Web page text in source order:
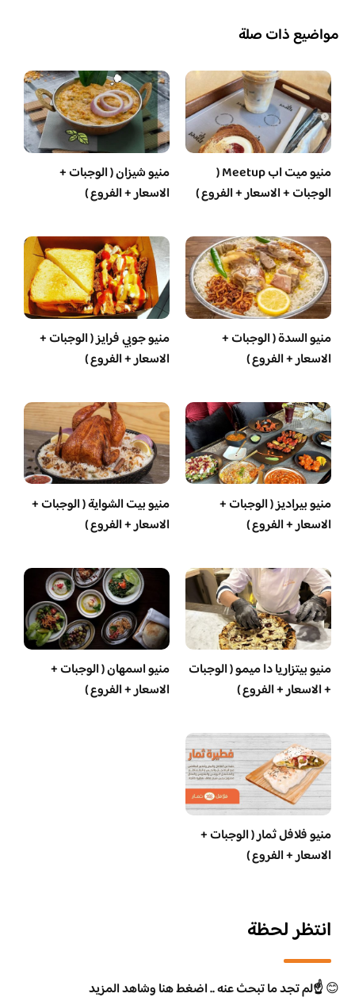
مواضيع ذات صلة
منيو ميت اب Meetup (
الوجبات + الاسعار + الفروع )
منيو شيزان ( الوجبات +
الاسعار + الفروع )
منيو السدة ( الوجبات +
الاسعار + الفروع )
منيو جوبي فرايز ( الوجبات +
الاسعار + الفروع )
منيو بيراديز ( الوجبات +
الاسعار + الفروع )
منيو بيت الشواية ( الوجبات +
الاسعار + الفروع )
منيو بيتزاريا دا ميمو ( الوجبات
+ الاسعار + الفروع )
منيو اسمهان ( الوجبات +
الاسعار + الفروع )
منيو فلافل ثمار ( الوجبات +
الاسعار + الفروع )
انتظر لحظة
😊☝️لم تجد ما تبحث عنه .. اضغط هنا وشاهد المزيد